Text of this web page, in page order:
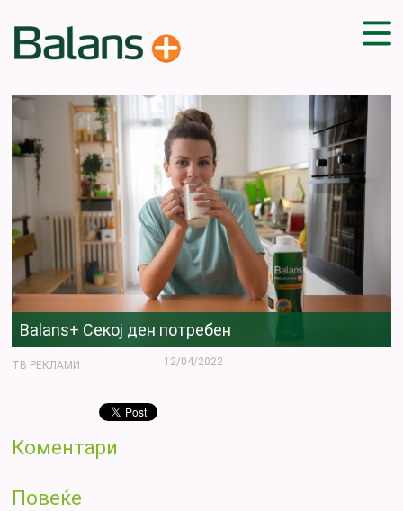
ДОМА
СОВЕТИ
ВЕЖБИ
ПЛАН ЗА ИСХРАНА
ЗДРАВИ РЕЦЕПТИ
БЛОГ
ПРОИЗВОДИ
КАМПАЊИ
ЧПП
Balans+ Секој ден потребен
ТВ РЕКЛАМИ 12/04/2022
Коментари
Повеќе